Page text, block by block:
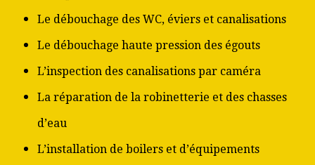
Le débouchage des WC, éviers et canalisations
Le débouchage haute pression des égouts
L’inspection des canalisations par caméra
La réparation de la robinetterie et des chasses
d’eau
L’installation de boilers et d’équipements